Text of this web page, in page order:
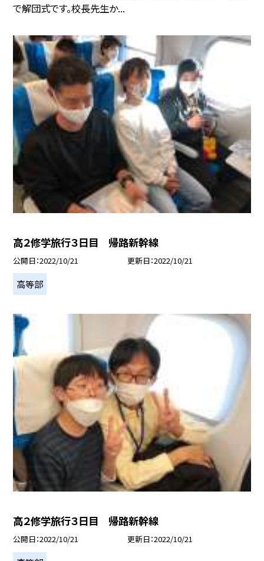
で解団式です。校長先生か...
高２修学旅行３日目 帰路新幹線
公開日 2022/10/21 更新日 2022/10/21
高等部
高２修学旅行３日目 帰路新幹線
公開日 2022/10/21 更新日 2022/10/21